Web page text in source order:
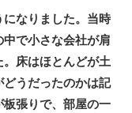
なりました。当時
で小さな会社が肩
床はほとんどが土
うだったのかは記
張りで、部屋の一